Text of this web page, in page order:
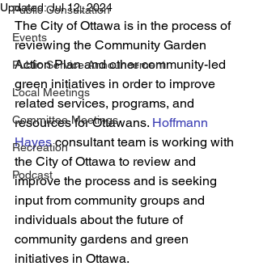
Public Consultation
Events
Public Service Announcement
Local Meetings
Committee Meetings
Recreation
Podcast
Updated:Jul 12, 2024
The City of Ottawa is in the process of
reviewing the Community Garden
Action Plan and other community-led
green initiatives in order to improve
related services, programs, and
resources for Ottawans. Hoffmann
Hayes consultant team is working with
the City of Ottawa to review and
improve the process and is seeking
input from community groups and
individuals about the future of
community gardens and green
initiatives in Ottawa.